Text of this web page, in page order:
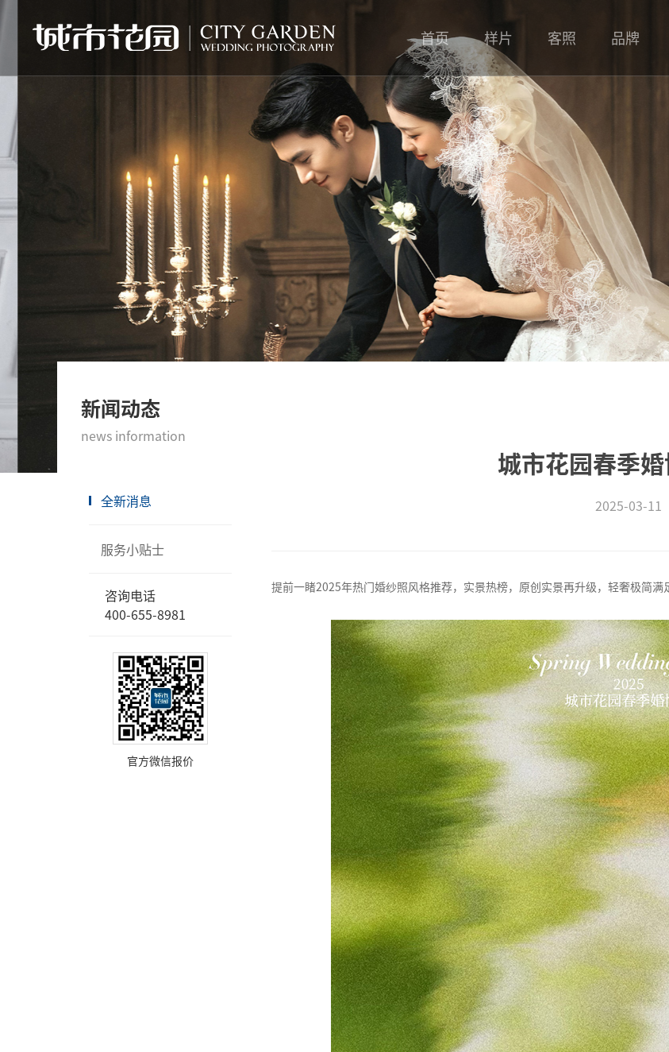
首页 样片 客照 品牌
新闻动态
news information
全新消息
服务小贴士
咨询电话
400-655-8981
官方微信报价
城市花园春季
2025-03-11
提前一睹2025年热门婚纱照风格推荐，实景热榜，原创实景再升级，轻奢极简满